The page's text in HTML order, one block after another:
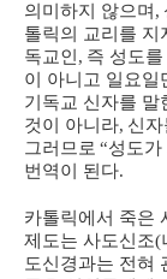
의미하지 않으며 ,
톨릭의 교리를 지
독교인 , 즉 성도
이 아니고 일요일
기독교 신자를 말
것이 아니라, 신
그러므로 “성도가
번역이 된다.
카톨릭에서 죽은
제도는 사도신조(
도신경과는 전혀